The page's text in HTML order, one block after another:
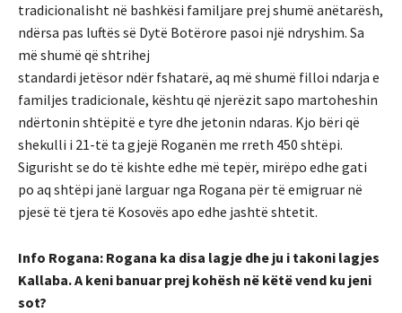
tradicionalisht në bashkësi familjare prej shumë anëtarësh,
ndërsa pas luftës së Dytë Botërore pasoi një ndryshim. Sa
më shumë që shtrihej
standardi jetësor ndër fshatarë, aq më shumë filloi ndarja e
familjes tradicionale, kështu që njerëzit sapo martoheshin
ndërtonin shtëpitë e tyre dhe jetonin ndaras. Kjo bëri që
shekulli i 21-të ta gjejë Roganën me rreth 450 shtëpi.
Sigurisht se do të kishte edhe më tepër, mirëpo edhe gati
po aq shtëpi janë larguar nga Rogana për të emigruar në
pjesë të tjera të Kosovës apo edhe jashtë shtetit.
Info Rogana: Rogana ka disa lagje dhe ju i takoni lagjes
Kallaba. A keni banuar prej kohësh në këtë vend ku jeni
sot?